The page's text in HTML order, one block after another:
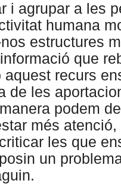
i agrupar a les
humana
estructures
que
aquest recurs
de les
podem
més
les que
un